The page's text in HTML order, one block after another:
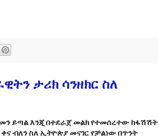
ታሪክ ሳንዘክር ስለ
ይጣል እንጂ በተደራጀ መልክ የተመሰረተው ከፋሽሽት
ብለን ስለ ኢትዮጵያ መናገር የቻልነው በጥንት